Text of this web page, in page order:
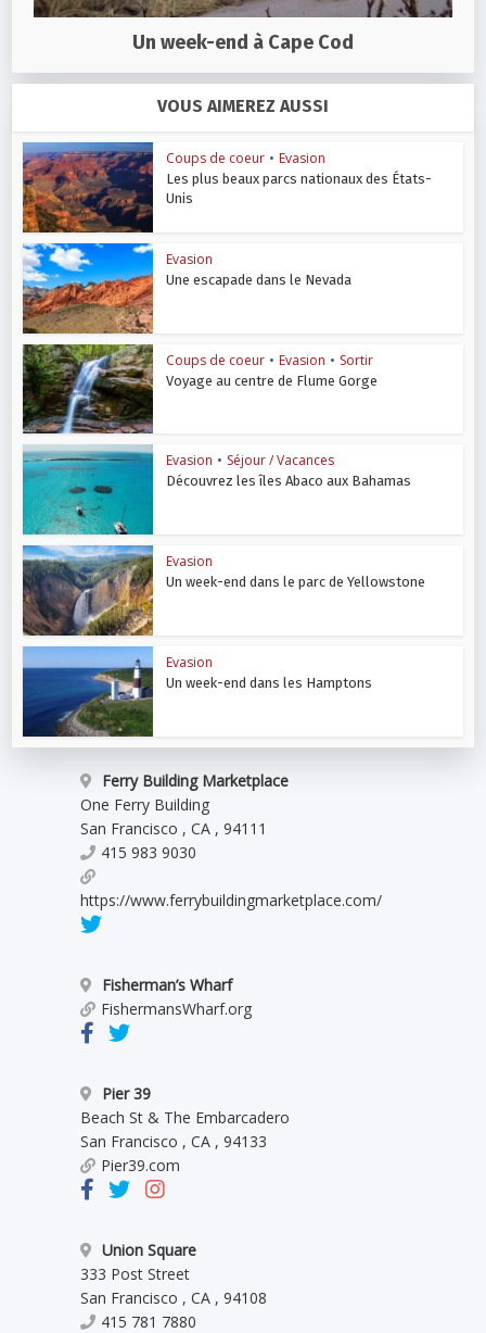
Un week-end à Cape Cod
VOUS AIMEREZ AUSSI
Coups de coeur • Evasion
Les plus beaux parcs nationaux des États-
Unis
Evasion
Une escapade dans le Nevada
Coups de coeur • Evasion • Sortir
Voyage au centre de Flume Gorge
Evasion • Séjour / Vacances
Découvrez les îles Abaco aux Bahamas
Evasion
Un week-end dans le parc de Yellowstone
Evasion
Un week-end dans les Hamptons
Ferry Building Marketplace
One Ferry Building
San Francisco , CA , 94111
415 983 9030
https://www.ferrybuildingmarketplace.com/
Fisherman’s Wharf
FishermansWharf.org
Pier 39
Beach St & The Embarcadero
San Francisco , CA , 94133
Pier39.com
Union Square
333 Post Street
San Francisco , CA , 94108
415 781 7880